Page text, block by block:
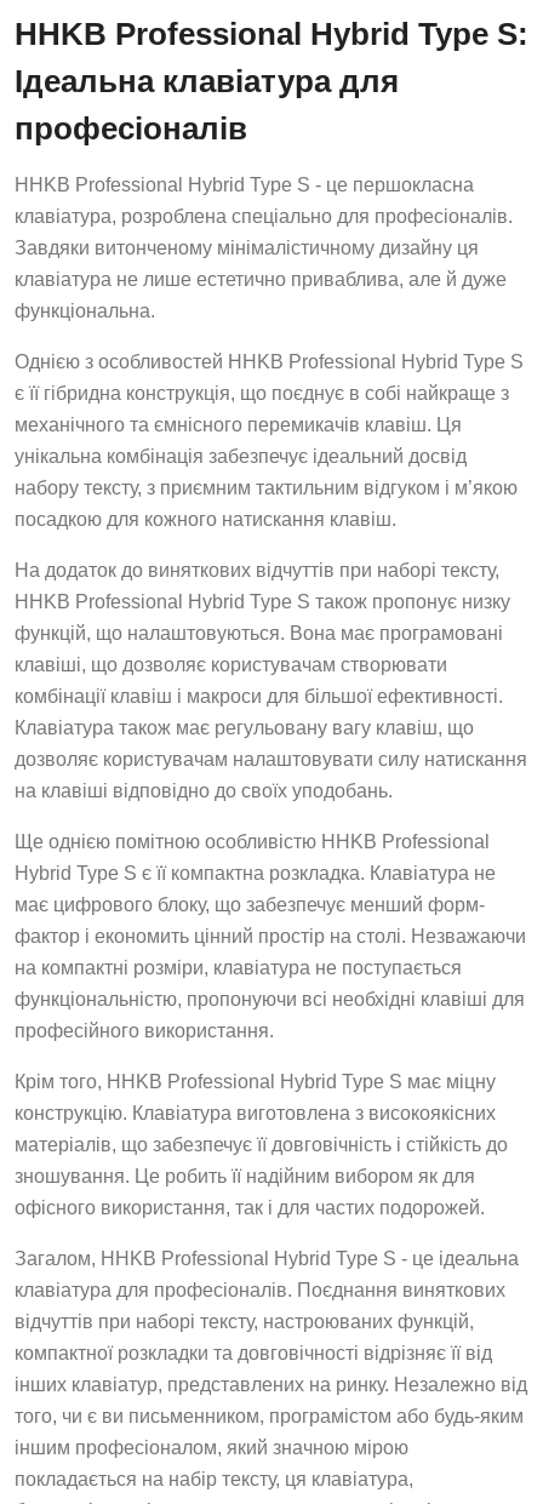
HHKB Professional Hybrid Type S:
Ідеальна клавіатура для
професіоналів
HHKB Professional Hybrid Type S - це першокласна
клавіатура, розроблена спеціально для професіоналів.
Завдяки витонченому мінімалістичному дизайну ця
клавіатура не лише естетично приваблива, але й дуже
функціональна.
Однією з особливостей HHKB Professional Hybrid Type S
є її гібридна конструкція, що поєднує в собі найкраще з
механічного та ємнісного перемикачів клавіш. Ця
унікальна комбінація забезпечує ідеальний досвід
набору тексту, з приємним тактильним відгуком і м’якою
посадкою для кожного натискання клавіш.
На додаток до виняткових відчуттів при наборі тексту,
HHKB Professional Hybrid Type S також пропонує низку
функцій, що налаштовуються. Вона має програмовані
клавіші, що дозволяє користувачам створювати
комбінації клавіш і макроси для більшої ефективності.
Клавіатура також має регульовану вагу клавіш, що
дозволяє користувачам налаштовувати силу натискання
на клавіші відповідно до своїх уподобань.
Ще однією помітною особливістю HHKB Professional
Hybrid Type S є її компактна розкладка. Клавіатура не
має цифрового блоку, що забезпечує менший форм-
фактор і економить цінний простір на столі. Незважаючи
на компактні розміри, клавіатура не поступається
функціональністю, пропонуючи всі необхідні клавіші для
професійного використання.
Крім того, HHKB Professional Hybrid Type S має міцну
конструкцію. Клавіатура виготовлена з високоякісних
матеріалів, що забезпечує її довговічність і стійкість до
зношування. Це робить її надійним вибором як для
офісного використання, так і для частих подорожей.
Загалом, HHKB Professional Hybrid Type S - це ідеальна
клавіатура для професіоналів. Поєднання виняткових
відчуттів при наборі тексту, настроюваних функцій,
компактної розкладки та довговічності відрізняє її від
інших клавіатур, представлених на ринку. Незалежно від
того, чи є ви письменником, програмістом або будь-яким
іншим професіоналом, який значною мірою
покладається на набір тексту, ця клавіатура,